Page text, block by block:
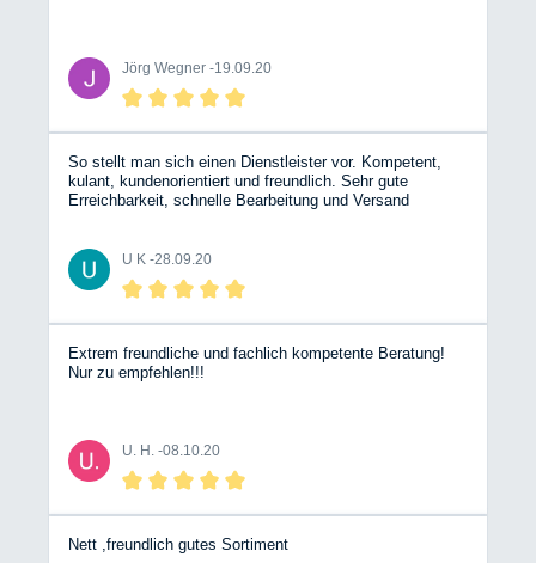
Jörg Wegner -19.09.20
So stellt man sich einen Dienstleister vor. Kompetent,
kulant, kundenorientiert und freundlich. Sehr gute
Erreichbarkeit, schnelle Bearbeitung und Versand
Scheibe von abschneiden. Die sind genau das Gegenteil.
Nochmals dickes Lob dem Team Mit freundlichen Grüßen
Udo Krines
U K -28.09.20
Extrem freundliche und fachlich kompetente Beratung!
Nur zu empfehlen!!!
U. H. -08.10.20
Nett ,freundlich gutes Sortiment